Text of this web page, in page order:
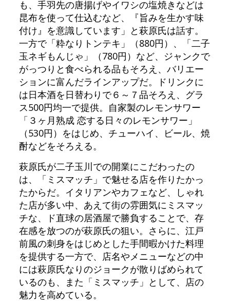
も、手羽先の唐揚げやイワシの塩焼きなどは
昆布を使って仕込むなど、『旨みを生かす味
付け』を意識しています」と萩原氏は話す。
一方で「粋なりトンテキ」（880円）、「二子
玉ネギもんじゃ」（780円）など、ジャンクで
がっつりと食べられる品もそろえ、バリエー
ションに富んだラインアップだ。ドリンクに
は日本酒を日替わりで６～７品そろえ、グラ
ス500円均一で提供。自家製のレモンサワー
「３ヶ月熟成 恋する日々のレモンサワー」
（530円）をはじめ、チューハイ、ビール、焼
酎などをそろえる。
萩原氏が二子玉川での開業にこだわったの
は、「ミスマッチ」で魅せる店を作りたかっ
たからだ。イタリアンやカフェなど、しゃれ
た店が多い中、あえて街の雰囲気にミスマッ
チな、ド直球の居酒屋で勝負することで、存
在感を放つのが萩原氏の狙い。さらに、江戸
前風の刺身をはじめとした手間暇かけた料理
を提供する一方で、店名やメニューなどの中
には萩原氏なりのジョークが散りばめられて
いるのも、また「ミスマッチ」として、店の
魅力を高めている。